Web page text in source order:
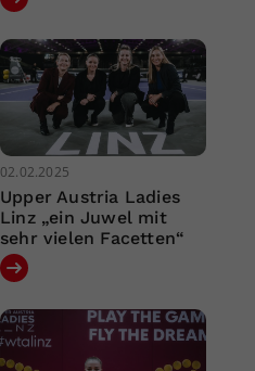
02.02.2025
Upper Austria Ladies
Linz „ein Juwel mit
sehr vielen Facetten“